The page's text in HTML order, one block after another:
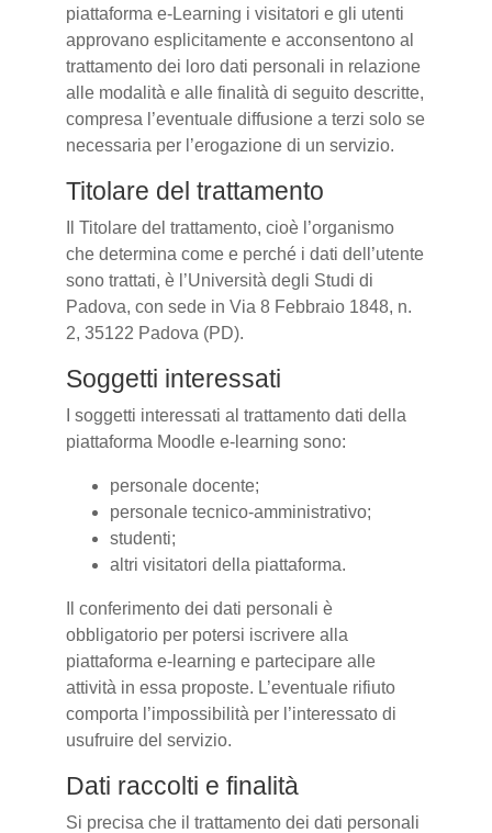
piattaforma e-Learning i visitatori e gli utenti
approvano esplicitamente e acconsentono al
trattamento dei loro dati personali in relazione
alle modalità e alle finalità di seguito descritte,
compresa l’eventuale diffusione a terzi solo se
necessaria per l’erogazione di un servizio.
Titolare del trattamento
Il Titolare del trattamento, cioè l’organismo
che determina come e perché i dati dell’utente
sono trattati, è l’Università degli Studi di
Padova, con sede in Via 8 Febbraio 1848, n.
2, 35122 Padova (PD).
Soggetti interessati
I soggetti interessati al trattamento dati della
piattaforma Moodle e-learning sono:
personale docente;
personale tecnico-amministrativo;
studenti;
altri visitatori della piattaforma.
Il conferimento dei dati personali è
obbligatorio per potersi iscrivere alla
piattaforma e-learning e partecipare alle
attività in essa proposte. L’eventuale rifiuto
comporta l’impossibilità per l’interessato di
usufruire del servizio.
Dati raccolti e finalità
Si precisa che il trattamento dei dati personali